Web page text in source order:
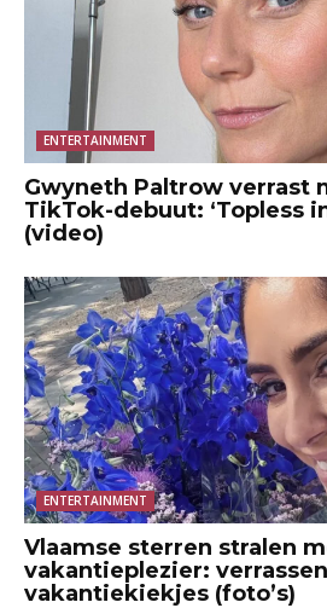
ENTERTAINMENT
Gwyneth Paltrow verrast
TikTok-debuut: ‘Topless
(video)
ENTERTAINMENT
Vlaamse sterren stralen
vakantieplezier:
vakantiekiekjes (foto’s)